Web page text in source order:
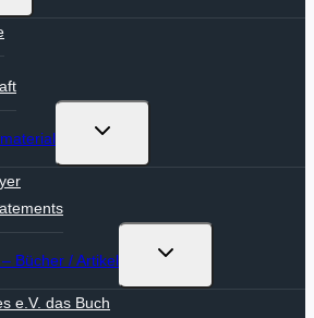
Untermenü
Bücher / Artikel
Untermenü
e.V. das Buch